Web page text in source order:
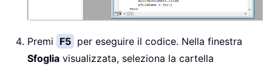
Premi F5 per eseguire il codice. Nella finestra
Sfoglia visualizzata, seleziona la cartella